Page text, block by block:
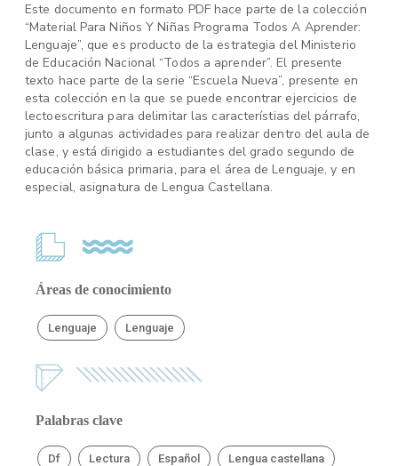
Este documento en formato PDF hace parte de la colección
“Material Para Niños Y Niñas Programa Todos A Aprender:
Lenguaje”, que es producto de la estrategia del Ministerio
de Educación Nacional “Todos a aprender”. El presente
texto hace parte de la serie “Escuela Nueva”, presente en
esta colección en la que se puede encontrar ejercicios de
lectoescritura para delimitar las característias del párrafo,
junto a algunas actividades para realizar dentro del aula de
clase, y está dirigido a estudiantes del grado segundo de
educación básica primaria, para el área de Lenguaje, y en
especial, asignatura de Lengua Castellana.
Áreas de conocimiento
Lenguaje Lenguaje
Palabras clave
Df Lectura Español Lengua castellana